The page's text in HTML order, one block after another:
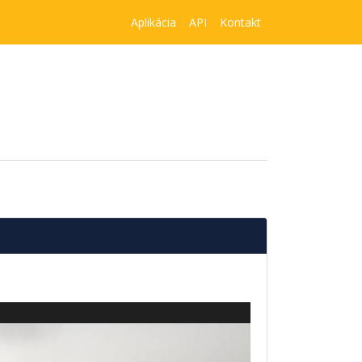
Aplikácia API Kontakt